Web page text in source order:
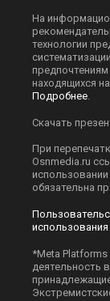
На
технологии
находящихся
Подробнее.
Скачать
При
Оsnmedia.ru
обязательна
*Meta Platforms
деятельность